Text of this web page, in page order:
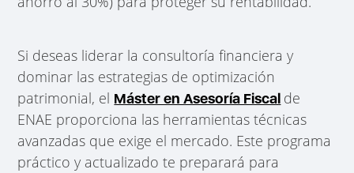
Si deseas liderar la consultoría financiera y
dominar las estrategias de optimización
patrimonial, el Máster en Asesoría Fiscal de
ENAE proporciona las herramientas técnicas
avanzadas que exige el mercado. Este programa
práctico y actualizado te preparará para